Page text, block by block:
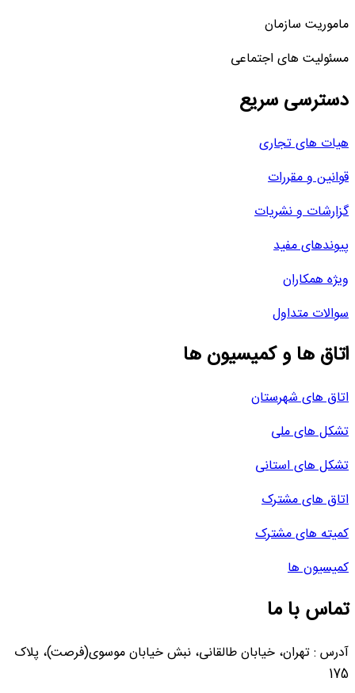
ماموریت سازمان
مسئولیت های اجتماعی
دسترسی سریع
هیات های تجاری
قوانین و مقررات
گزارشات و نشریات
پیوندهای مفید
ویژه همکاران
سوالات متداول
اتاق ها و کمیسیون ها
اتاق های شهرستان
تشکل های ملی
تشکل های استانی
اتاق های مشترک
کمیته های مشترک
کمیسیون ها
تماس با ما
آدرس : تهران، خیابان طالقانی، نبش خیابان موسوی(فرصت)، پلاک
175